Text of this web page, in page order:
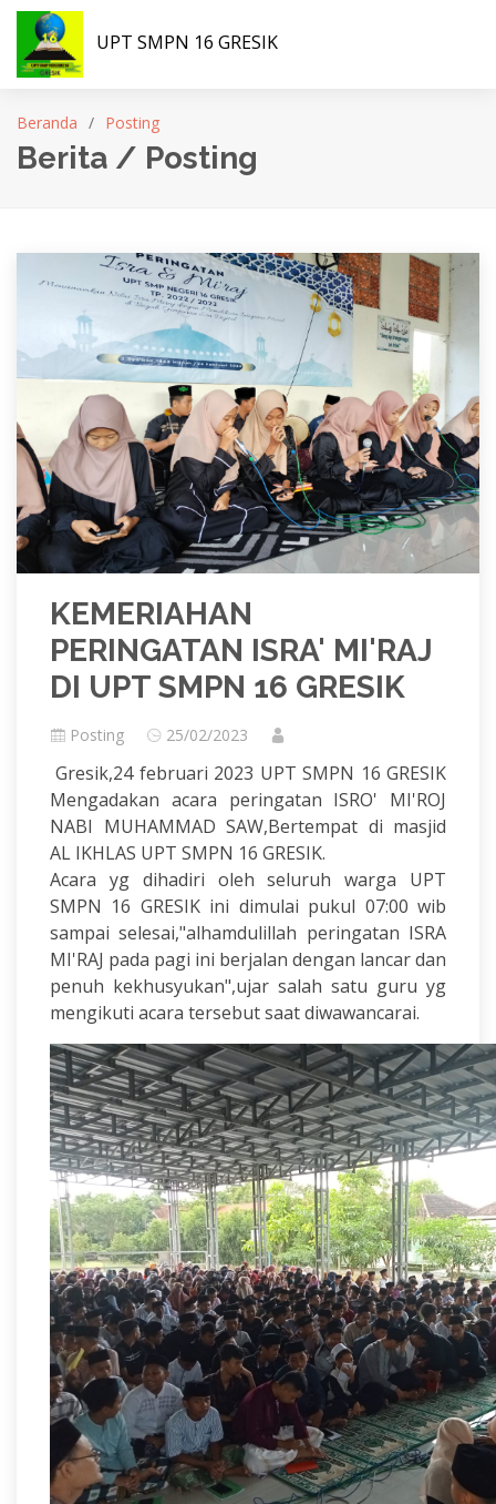
UPT SMPN 16 GRESIK
Beranda Posting
Berita / Posting
KEMERIAHAN
PERINGATAN ISRA' MI'RAJ
DI UPT SMPN 16 GRESIK
Posting 25/02/2023
Gresik,24 februari 2023 UPT SMPN 16 GRESIK
Mengadakan acara peringatan ISRO' MI'ROJ
NABI MUHAMMAD SAW,Bertempat di masjid
AL IKHLAS UPT SMPN 16 GRESIK.
Acara yg dihadiri oleh seluruh warga UPT
SMPN 16 GRESIK ini dimulai pukul 07:00 wib
sampai selesai,"alhamdulillah peringatan ISRA
MI'RAJ pada pagi ini berjalan dengan lancar dan
penuh kekhusyukan",ujar salah satu guru yg
mengikuti acara tersebut saat diwawancarai.